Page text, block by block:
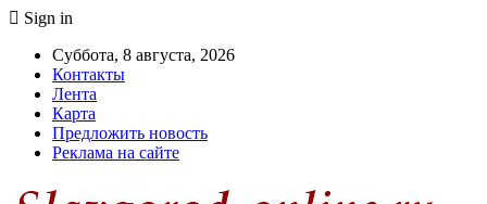
Sign in
Суббота, 8 августа, 2026
Контакты
Лента
Карта
Предложить новость
Реклама на сайте